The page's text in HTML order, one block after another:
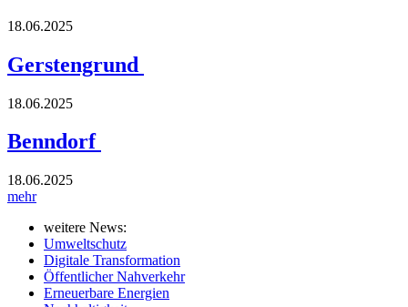
18.06.2025
Gerstengrund
18.06.2025
Benndorf
18.06.2025
mehr
weitere News:
Umweltschutz
Digitale Transformation
Öffentlicher Nahverkehr
Erneuerbare Energien